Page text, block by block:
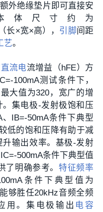
外绝缘垫片即可直接安
体尺寸约为
长×宽×高）， 引脚间距
艺。
直流电流增益（hFE）方
100mA测试条件下，
大值为320，宽广的增
集电极-发射极饱和压
IB=-50mA条件下典型
低的饱和压降有助于减
升输出效率。基极-发射
500mA条件下典型值
了明确参考。特征频率
条件下典型值为
够胜任20kHz音频全频
用。集电极输出 电容